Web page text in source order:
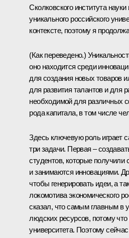
Сколковского института
уникального российского
контексте, поэтому я
(Как переведено.)
оно находится среди
для создания новых товаров
для развития талантов и для
необходимой для различных
рода капитала, в том числе
Здесь ключевую роль играет
три задачи. Первая –
студентов, которые получили
и занимаются инновациями.
чтобы генерировать идеи, а
локомотива экономического
сказал, что самым главным в
людских ресурсов, потому
университета. Поэтому